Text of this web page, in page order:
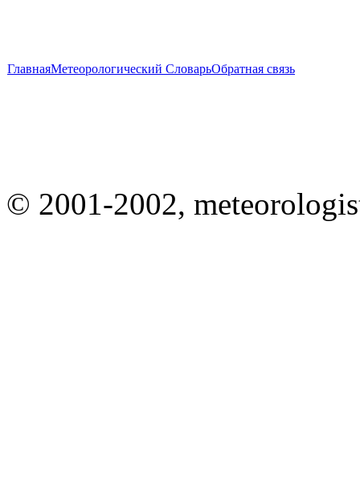
ГлавнаяМетеорологический СловарьОбратная связь
© 2001-2002,